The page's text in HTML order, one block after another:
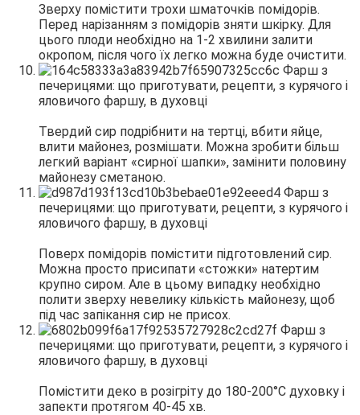
Зверху помістити трохи шматочків помідорів.
Перед нарізанням з помідорів зняти шкірку. Для
цього плоди необхідно на 1-2 хвилини залити
окропом, після чого їх легко можна буде очистити.
Твердий сир подрібнити на тертці, вбити яйце,
влити майонез, розмішати. Можна зробити більш
легкий варіант «сирної шапки», замінити половину
майонезу сметаною.
Поверх помідорів помістити підготовлений сир.
Можна просто присипати «стожки» натертим
крупно сиром. Але в цьому випадку необхідно
полити зверху невелику кількість майонезу, щоб
під час запікання сир не присох.
Помістити деко в розігріту до 180-200°С духовку і
запекти протягом 40-45 хв.